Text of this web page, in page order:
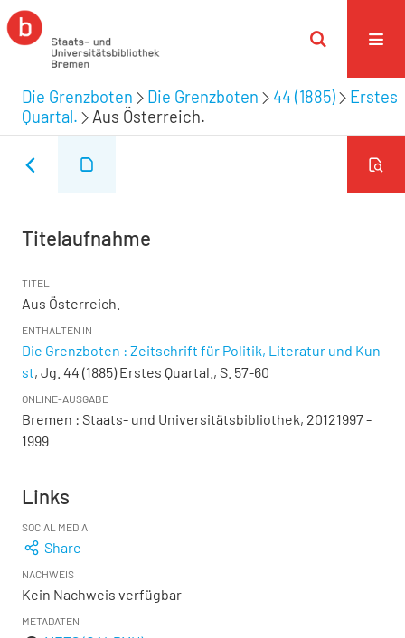
Die Grenzboten Die Grenzboten 44 (1885)
Erstes
Quartal.
Aus Österreich.
Titelaufnahme
TITEL
Aus Österreich.
ENTHALTEN IN
Die Grenzboten : Zeitschrift für Politik, Literatur und Kun
st, Jg. 44 (1885) Erstes Quartal., S. 57-60
ONLINE-AUSGABE
Bremen : Staats- und Universitätsbibliothek, 20121997 -
1999
Links
SOCIAL MEDIA
Share
NACHWEIS
Kein Nachweis verfügbar
METADATEN